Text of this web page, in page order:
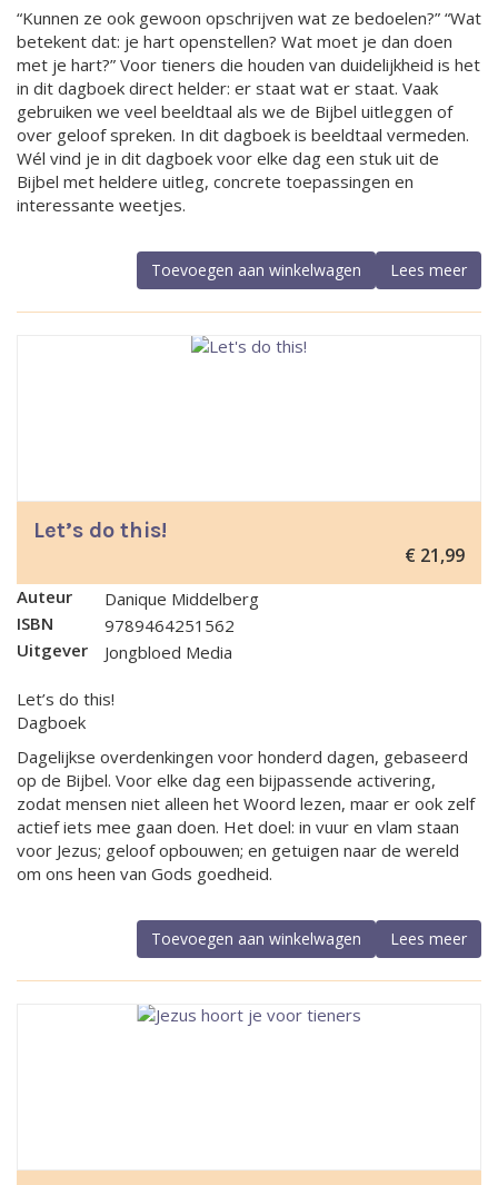
“Kunnen ze ook gewoon opschrijven wat ze bedoelen?” “Wat
betekent dat: je hart openstellen? Wat moet je dan doen
met je hart?” Voor tieners die houden van duidelijkheid is het
in dit dagboek direct helder: er staat wat er staat. Vaak
gebruiken we veel beeldtaal als we de Bijbel uitleggen of
over geloof spreken. In dit dagboek is beeldtaal vermeden.
Wél vind je in dit dagboek voor elke dag een stuk uit de
Bijbel met heldere uitleg, concrete toepassingen en
interessante weetjes.
Lees meer
Toevoegen aan winkelwagen
Let’s do this!
€ 21,99
Auteur
Danique Middelberg
ISBN
9789464251562
Uitgever
Jongbloed Media
Let’s do this!
Dagboek
Dagelijkse overdenkingen voor honderd dagen, gebaseerd
op de Bijbel. Voor elke dag een bijpassende activering,
zodat mensen niet alleen het Woord lezen, maar er ook zelf
actief iets mee gaan doen. Het doel: in vuur en vlam staan
voor Jezus; geloof opbouwen; en getuigen naar de wereld
om ons heen van Gods goedheid.
Lees meer
Toevoegen aan winkelwagen